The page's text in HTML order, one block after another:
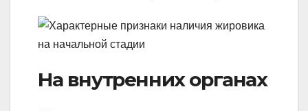
На внутренних органах